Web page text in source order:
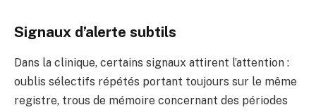
Signaux d’alerte subtils
Dans la clinique, certains signaux attirent l’attention :
oublis sélectifs répétés portant toujours sur le même
registre, trous de mémoire concernant des périodes